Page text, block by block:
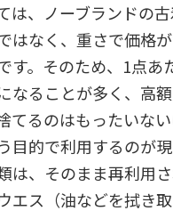
は、ノーブランドの
はなく、重さで価格
す。そのため、1点あ
なることが多く、高
てるのはもったいな
目的で利用するのが現
は、そのまま再利用
エス（油などを拭き取